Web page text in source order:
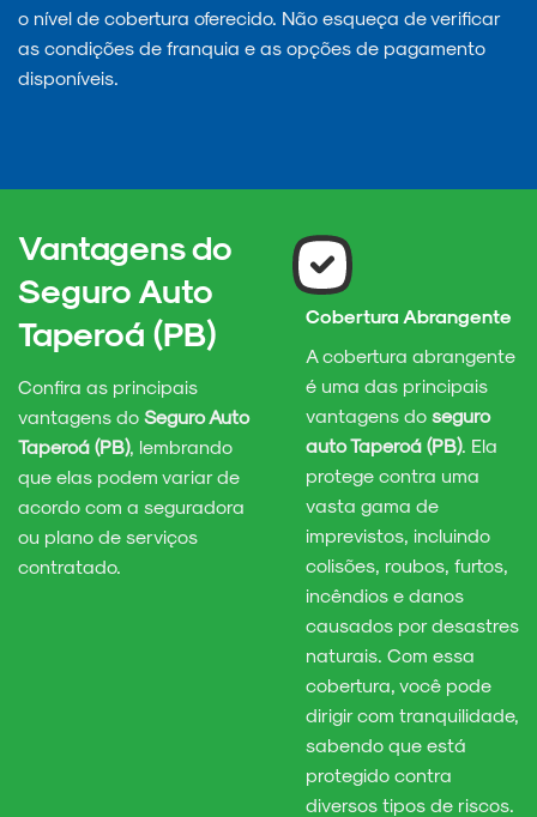
o nível de cobertura oferecido. Não esqueça de verificar
as condições de franquia e as opções de pagamento
disponíveis.
Vantagens do
Seguro Auto
Taperoá (PB)
Confira as principais
vantagens do Seguro Auto
Taperoá (PB), lembrando
que elas podem variar de
acordo com a seguradora
ou plano de serviços
contratado.
Cobertura Abrangente
A cobertura abrangente
é uma das principais
vantagens do seguro
auto Taperoá (PB). Ela
protege contra uma
vasta gama de
imprevistos, incluindo
colisões, roubos, furtos,
incêndios e danos
causados por desastres
naturais. Com essa
cobertura, você pode
dirigir com tranquilidade,
sabendo que está
protegido contra
diversos tipos de riscos.